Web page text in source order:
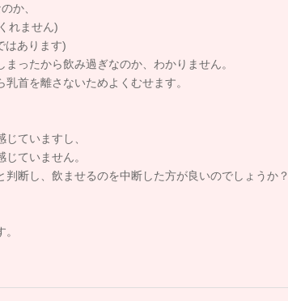
か、
れません)
はあります)
ったから飲み過ぎなのか、わかりません。
首を離さないためよくむせます。
ていますし、
ていません。
断し、飲ませるのを中断した方が良いのでしょうか？